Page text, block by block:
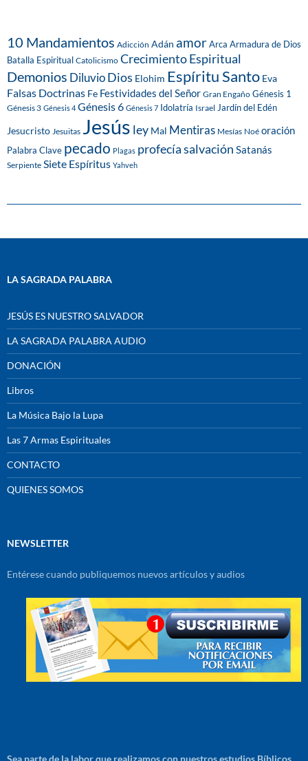
10 Mandamientos Adicción Adán amorArca Armadura de Dios
Batalla Espiritual Catolicismo Crecimiento Espiritual
Demonios DiluvioDios Elohim Espíritu Santo Eva
Falsas Doctrinas Fe Festividades del Señor Gran Engaño Génesis 1
Génesis 3 Génesis 4 Génesis 6 Génesis 7 Idolatría Israel Jardín del Edén
Jesucristo Jesuitas Jesús ley Mal Mentiras Mesías Noé oración
Palabra Clave pecado Plagas profecíasalvación Satanás
Serpiente Siete Espíritus Yahveh
LA SAGRADA PALABRA
JESÚS ES NUESTRO SALVADOR
LA SAGRADA PALABRA AUDIO
DONACIÓN
Libros
La Música Bajo la Lupa
Las 7 Armas Espirituales
CONTACTO
QUIENES SOMOS
NEWSLETTER
Entérese cuando publiquemos nuevos artículos y audios